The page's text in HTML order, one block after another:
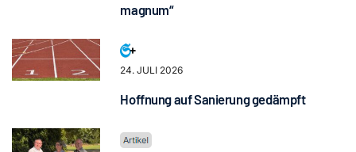
magnum“
24. JULI 2026
Hoffnung auf Sanierung gedämpft